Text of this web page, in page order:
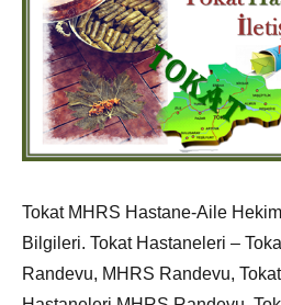
Tokat MHRS Hastane-Aile
Bilgileri. Tokat Hastaneleri –
Randevu, MHRS Randevu,